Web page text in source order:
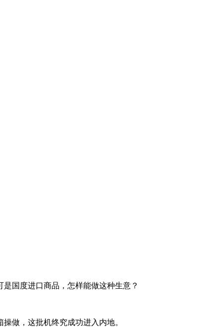
国度进口商品，怎样能做这种生意？
做，这批机终究成功进入内地。